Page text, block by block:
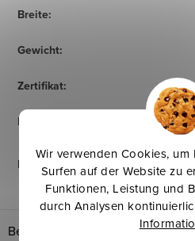
Wir verwenden Cookies,
Surfen auf der Website zu
Funktionen, Leistung und
durch Analysen
Breite:
Gewicht:
Zertifikat:
Herkunftsland
Pflegehinweise:
Bewertung